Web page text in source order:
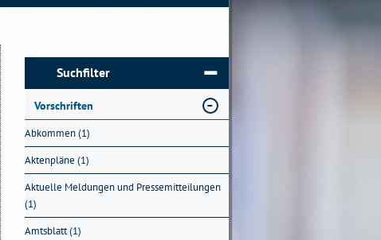
Suchfilter
Vorschriften
Abkommen (1)
Aktenpläne (1)
Aktuelle Meldungen und Pressemitteilungen
(1)
Amtsblatt (1)